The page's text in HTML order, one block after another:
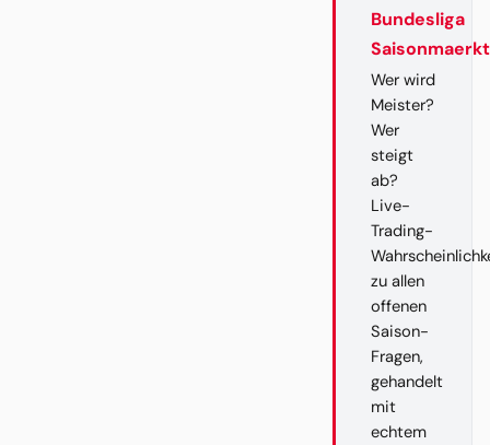
Bundesliga
Wer wird
Meister?
Wer
steigt
ab?
Live-
Trading-
zu allen
offenen
Saison-
Fragen,
gehandelt
mit
echtem